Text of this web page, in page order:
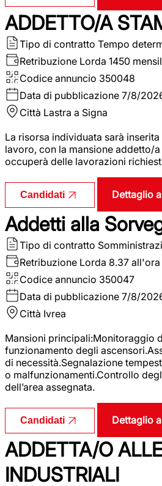
ADDETTO/A
Tipo di contratto Tempo
Retribuzione Lorda 1450
Codice annuncio 350048
Data di pubblicazione 7/8/
Città Lastra a Signa
La risorsa individuata sarà
lavoro, con la mansione addetto/
occuperà delle lavorazioni
Candidati Dettaglio
Addetti alla
Tipo di contratto
Retribuzione Lorda 8.37 all'ora
Codice annuncio 350047
Data di pubblicazione 7/8/
Città Ivrea
Mansioni principali:Monitoraggio
funzionamento degli
di necessità.Segnalazione
o malfunzionamenti.Controllo
dell’area assegnata.
Candidati Dettaglio
ADDETTA/O
INDUSTRIALI